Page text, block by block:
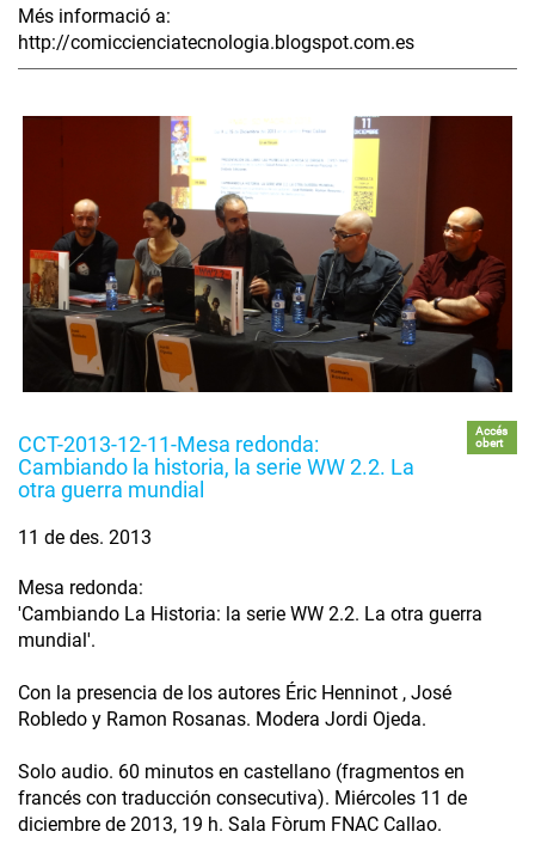
Més informació a:
http://comiccienciatecnologia.blogspot.com.es
CCT-2013-12-11-Mesa redonda:
Cambiando la historia, la serie WW 2.2. La
otra guerra mundial
Accés
obert
11 de des. 2013
Mesa redonda:
'Cambiando La Historia: la serie WW 2.2. La otra guerra
mundial'.
Con la presencia de los autores Éric Henninot , José
Robledo y Ramon Rosanas. Modera Jordi Ojeda.
Solo audio. 60 minutos en castellano (fragmentos en
francés con traducción consecutiva). Miércoles 11 de
diciembre de 2013, 19 h. Sala Fòrum FNAC Callao.